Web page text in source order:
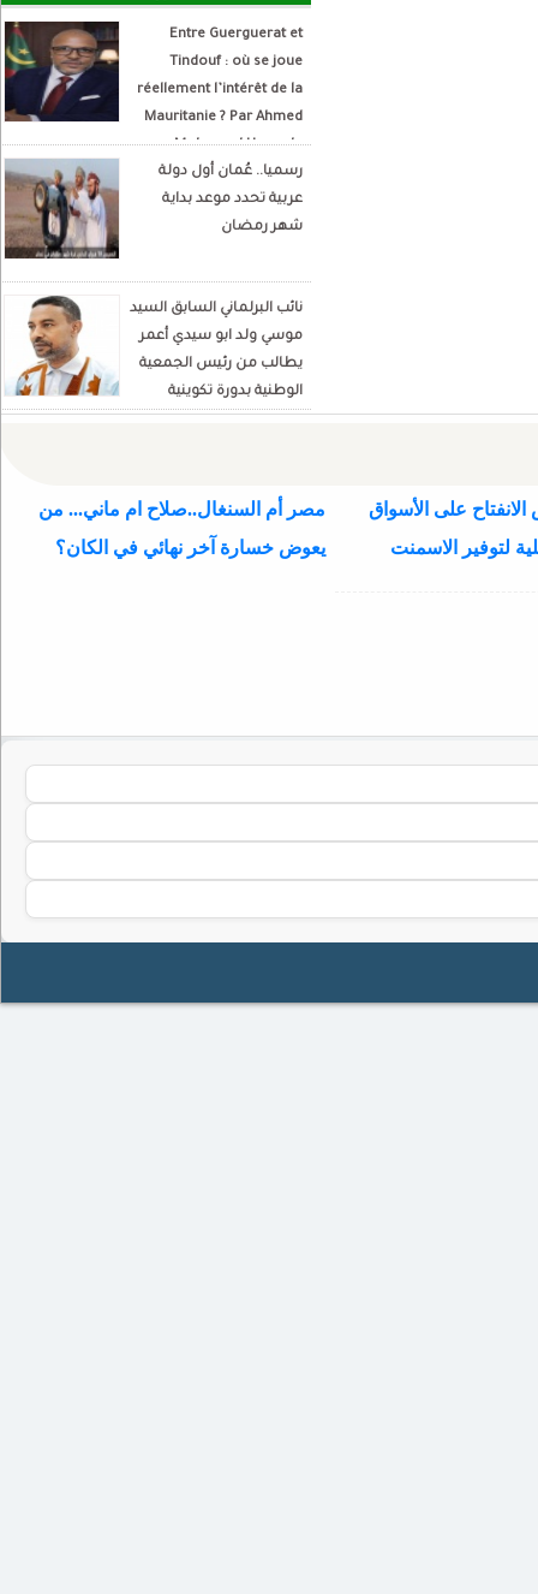
Entre Guerguerat et
Tindouf : où se joue
réellement l’intérêt de la
Mauritanie ? Par Ahmed
Mohamed Hamada
Écrivain et analyste
politique
رسميا.. عُمان أول دولة
عربية تحدد موعد بداية
شهر رمضان
نائب البرلماني السابق السيد
موسي ولد ابو سيدي أعمر
يطالب من رئيس الجمعية
الوطنية بدورة تكوينية
للنواب الجديد
على الأسواق
لتوفير الاسمنت
مصر أم السنغال..صلاح ام ماني... من
يعوض خسارة آخر نهائي في الكان؟